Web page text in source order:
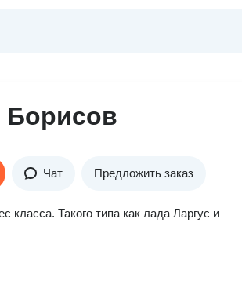
Борисов
Чат Предложить заказ
Такого типа как лада Ларгус и